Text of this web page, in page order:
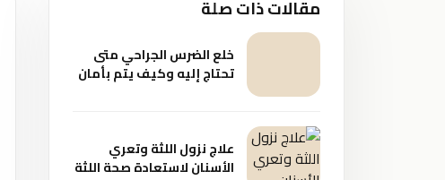
مقالات ذات صلة
خلع الضرس الجراحي متى
تحتاج إليه وكيف يتم بأمان
علاج نزول اللثة وتعري
الأسنان لاستعادة صحة اللثة